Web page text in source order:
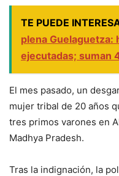
TE PUEDE
plena Guelaguetza:
ejecutadas; suman
El mes pasado, un
mujer tribal de 20 años
tres primos varones en
Madhya Pradesh.
Tras la indignación, la